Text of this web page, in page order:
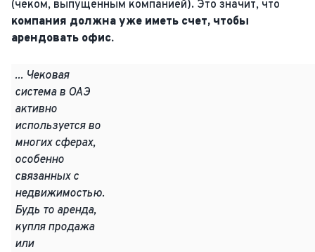
(чеком, выпущенным компанией). Это значит, что
компания должна уже иметь счет, чтобы
арендовать офис.
... Чековая
система в ОАЭ
активно
используется во
многих сферах,
особенно
связанных с
недвижимостью.
Будь то аренда,
купля продажа
или